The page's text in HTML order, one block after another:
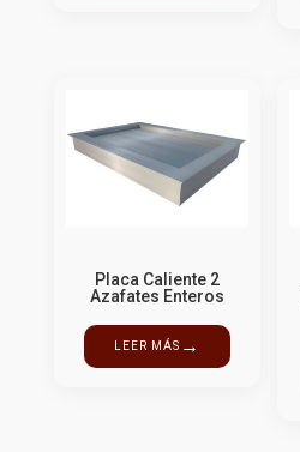
Placa Caliente 2
Azafates Enteros
LEER MÁS →